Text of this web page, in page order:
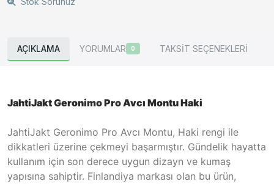
AÇIKLAMA YORUMLAR 0 TAKSİT SEÇENEKLERİ
JahtiJakt Geronimo Pro Avcı Montu Haki
JahtiJakt Geronimo Pro Avcı Montu, Haki rengi ile
dikkatleri üzerine çekmeyi başarmıştır. Gündelik hayatta
kullanım için son derece uygun dizayn ve kumaş
yapısına sahiptir. Finlandiya markası olan bu ürün,